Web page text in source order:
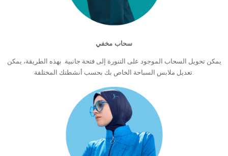
سحاب مخفي
يمكن تحويل السحاب الموجود على التنورة إلى فتحة جانبية. بهذه الطريقة، يمكن
تعديل ملابس السباحة الخاص بك بحسب أنشطتك المختلفة.